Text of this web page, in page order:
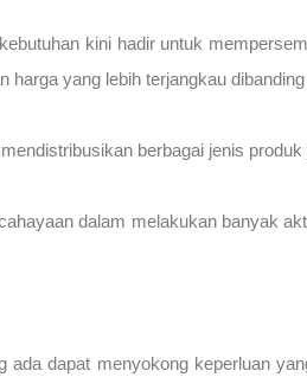
kini hadir untuk
yang lebih terjangkau
berbagai jenis
dalam melakukan banyak
dapat menyokong keperluan